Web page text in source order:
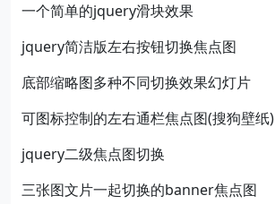
一个简单的jquery滑块效果
jquery简洁版左右按钮切换焦点图
底部缩略图多种不同切换效果幻灯片
可图标控制的左右通栏焦点图(搜狗壁纸)
jquery二级焦点图切换
三张图文片一起切换的banner焦点图